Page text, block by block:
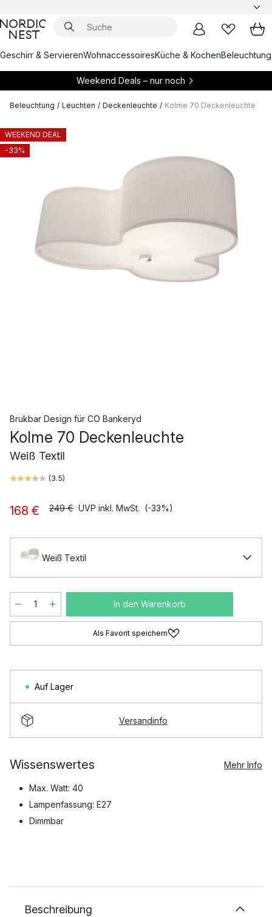
Geschirr & ServierenWohnaccessoiresKüche & KochenBeleuchtung
Weekend Deals – nur noch
Beleuchtung / Leuchten / Deckenleuchte / Kolme 70 Deckenleuchte
WEEKEND DEAL
-33%
Brukbar Design für CO Bankeryd
Kolme 70 Deckenleuchte
Weiß Textil
(3.5)
168 € 249 € UVP inkl. MwSt. (-33%)
Weiß Textil
In den Warenkorb
Als Favorit speichern
Auf Lager
Versandinfo
Wissenswertes Mehr Info
Max. Watt: 40
Lampenfassung: E27
Dimmbar
Beschreibung